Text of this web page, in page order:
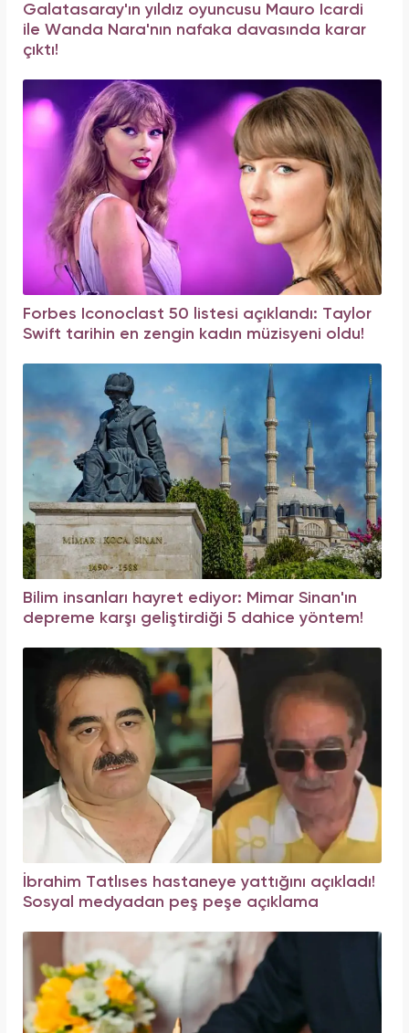
Galatasaray'ın yıldız oyuncusu Mauro Icardi
ile Wanda Nara'nın nafaka davasında karar
çıktı!
Forbes Iconoclast 50 listesi açıklandı: Taylor
Swift tarihin en zengin kadın müzisyeni oldu!
Bilim insanları hayret ediyor: Mimar Sinan'ın
depreme karşı geliştirdiği 5 dahice yöntem!
İbrahim Tatlıses hastaneye yattığını açıkladı!
Sosyal medyadan peş peşe açıklama